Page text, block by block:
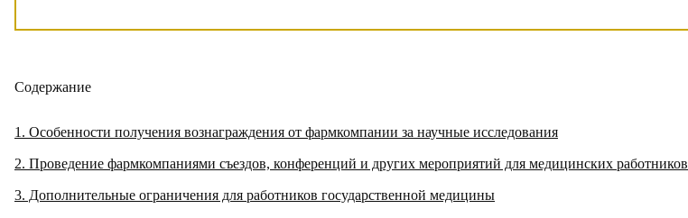
Содержание
1 Особенности получения вознаграждения от фармкомпании за научные исследования
2 Проведение фармкомпаниями съездов, конференций и других мероприятий для медицинских работников
3 Дополнительные ограничения для работников государственной медицины